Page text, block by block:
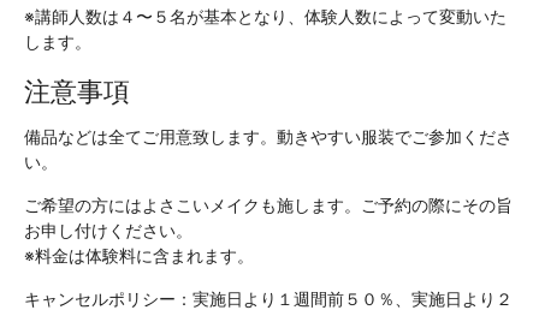
※講師人数は４〜５名が基本となり、 体験人数によって変動いた
します。
注意事項
備品などは全てご用意致します。動きやすい服装でご参加くださ
い。
ご希望の方にはよさこいメイクも施します。ご予約の際にその旨
お申し付けください。
※料金は体験料に含まれます。
キャンセルポリシー：実施日より１週間前５０％、実施日より２